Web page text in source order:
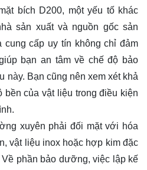
bích D200, một yếu tố khác
sản xuất và nguồn gốc sản
cung cấp uy tín không chỉ đảm
bạn an tâm về chế độ bảo
này. Bạn cũng nên xem xét khả
bền của vật liệu trong điều kiện
xuyên phải đối mặt với hóa
vật liệu inox hoặc hợp kim đặc
phần bảo dưỡng, việc lập kế